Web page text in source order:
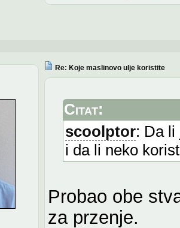
Re: Koje maslinovo ulje koristite
Citat:
scoolptor: Da li
i da li neko
Probao obe
za przenje.